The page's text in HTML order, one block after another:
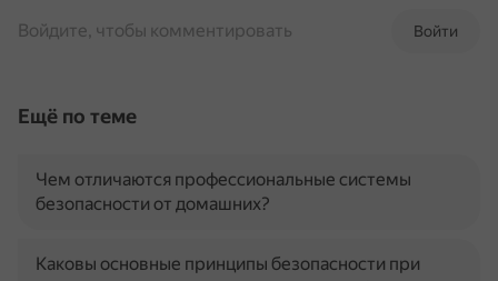
Войти
Войдите, чтобы комментировать
Ещё по теме
Чем отличаются профессиональные системы
безопасности от домашних?
Каковы основные принципы безопасности при